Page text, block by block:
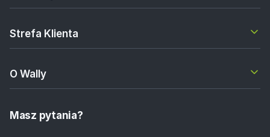
Strefa Klienta
O Wally
Masz pytania?